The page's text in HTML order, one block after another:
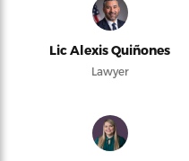
Lic Alexis Quiñones
Lawyer